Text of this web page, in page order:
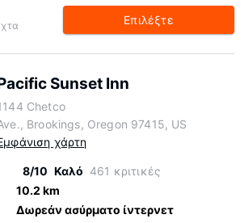
Επιλέξτε
Sunset Inn
Chetco
Brookings, Oregon 97415, US
χάρτη
8/10 Καλό 461 κριτικές
10.2 km
Δωρεάν ασύρματο ίντερνετ